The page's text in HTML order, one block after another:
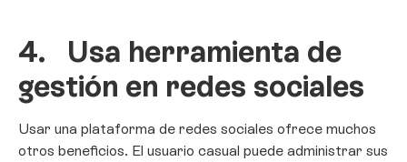
4. Usa herramienta de
gestión en redes sociales
Usar una plataforma de redes sociales ofrece muchos
otros beneficios. El usuario casual puede administrar sus